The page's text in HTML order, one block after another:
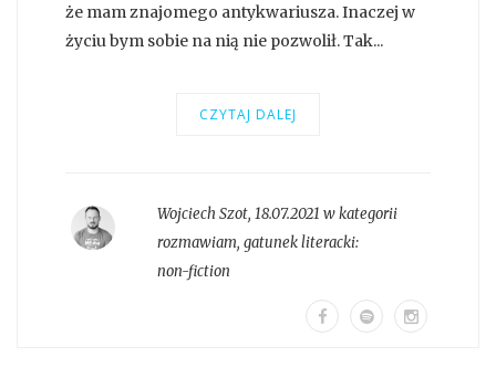
że mam znajomego antykwariusza. Inaczej w
życiu bym sobie na nią nie pozwolił. Tak...
CZYTAJ DALEJ
Wojciech Szot, 18.07.2021 w kategorii
rozmawiam, gatunek literacki:
non-fiction